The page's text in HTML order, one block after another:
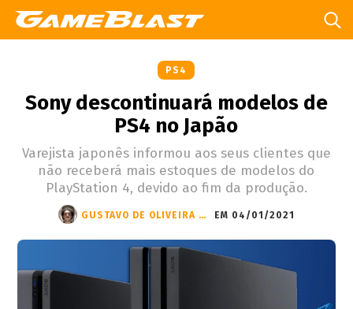
PS4
Sony descontinuará modelos de
PS4 no Japão
Varejista japonês informou aos seus clientes que
não receberá mais estoques de modelos do
PlayStation 4, devido ao fim da produção.
GUSTAVO DE OLIVEIRA BRANDÃO EM 04/01/2021